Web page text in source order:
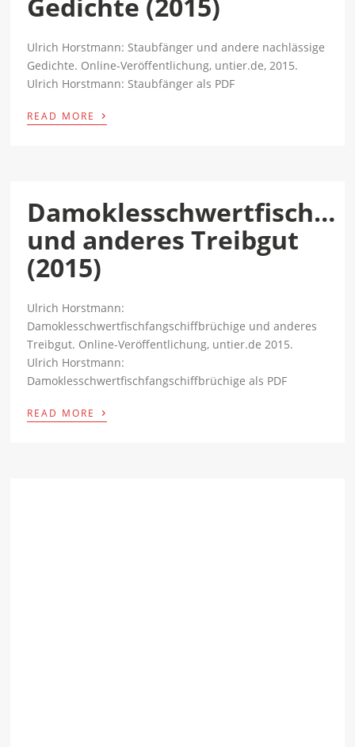
Ulrich Horstmann: Staubfänger und andere nachlässige
Gedichte. Online-Veröffentlichung, untier.de, 2015.
Ulrich Horstmann: Staubfänger als PDF
READ MORE ›
Damoklesschwertfisch…
und anderes Treibgut
(2015)
Ulrich Horstmann:
Damoklesschwertfischfangschiffbrüchige und anderes
Treibgut. Online-Veröffentlichung, untier.de 2015.
Ulrich Horstmann:
Damoklesschwertfischfangschiffbrüchige als PDF
READ MORE ›